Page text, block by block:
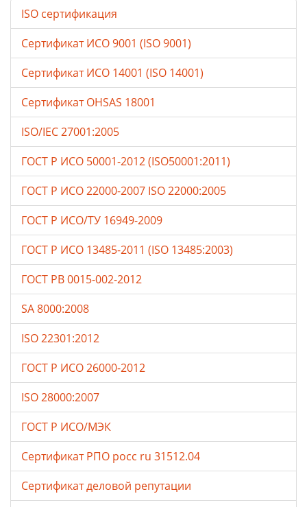
ISO сертификация
Сертификат ИСО 9001 (ISO 9001)
Сертификат ИСО 14001 (ISO 14001)
Сертификат OHSAS 18001
ISO/IEC 27001:2005
ГОСТ Р ИСО 50001-2012 (ISO50001:2011)
ГОСТ Р ИСО 22000-2007 ISO 22000:2005
ГОСТ Р ИСО/ТУ 16949-2009
ГОСТ Р ИСО 13485-2011 (ISO 13485:2003)
ГОСТ РВ 0015-002-2012
SA 8000:2008
ISO 22301:2012
ГОСТ Р ИСО 26000-2012
ISO 28000:2007
ГОСТ Р ИСО/МЭК
Сертификат РПО росс ru 31512.04
Сертификат деловой репутации